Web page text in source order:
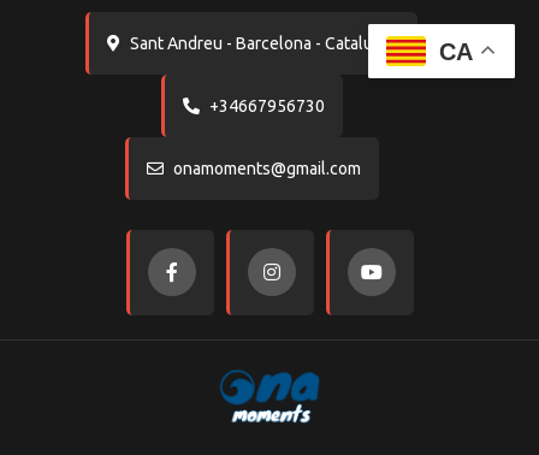
contingut
Sant Andreu - Barcelona - Catalunya
+34667956730
onamoments@gmail.com
CA